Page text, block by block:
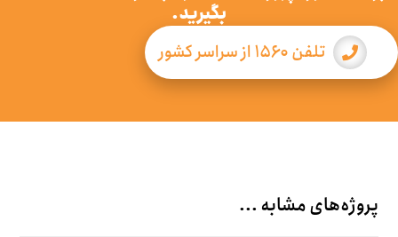
بگیرید.
تلفن ۱۵۶۰ از سراسر کشور
پروژه‌های مشابه ...